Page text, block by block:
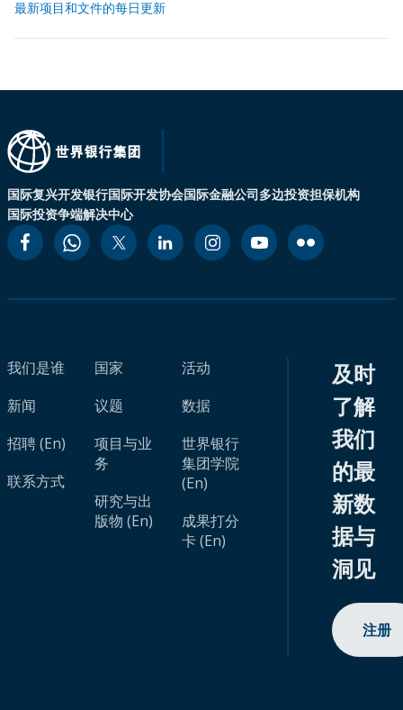
最新项目和文件的每日更新
国际复兴开发银行国际开发协会国际金融公司多边投资担保机构
国际投资争端解决中心
我们是谁
新闻
招聘 (En)
联系方式
国家
议题
项目与业
务
研究与出
版物 (En)
活动
数据
世界银行
集团学院
(En)
成果打分
卡 (En)
及时
了解
我们
的最
新数
据与
洞见
注册